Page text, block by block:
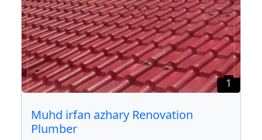
1
Muhd irfan azhary Renovation
Plumber